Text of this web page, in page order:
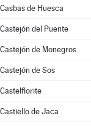
Casbas de Huesca
Castejón del Puente
Castejón de Monegros
Castejón de Sos
Castelflorite
Castiello de Jaca